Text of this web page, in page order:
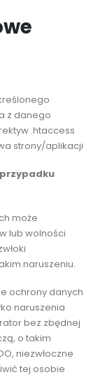
z danego
.htaccess
strony/aplikacji
może
lub wolności
naruszeniu.
ochrony danych
naruszenia
bez zbędnej
o takim
niezwłoczne
tej osobie